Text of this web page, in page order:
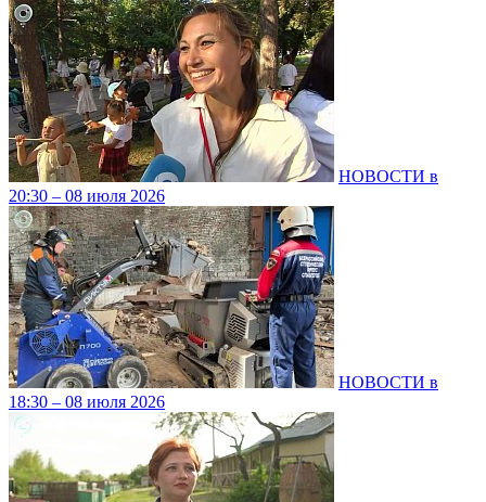
НОВОСТИ в
20:30 – 08 июля 2026
НОВОСТИ в
18:30 – 08 июля 2026